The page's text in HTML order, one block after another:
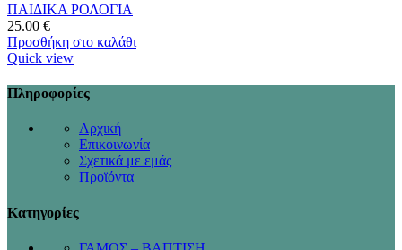
ΠΑΙΔΙΚΑ ΡΟΛΟΓΙΑ
25.00 €
Προσθήκη στο καλάθι
Quick view
Πληροφορίες
Αρχική
Επικοινωνία
Σχετικά με εμάς
Προϊόντα
Κατηγορίες